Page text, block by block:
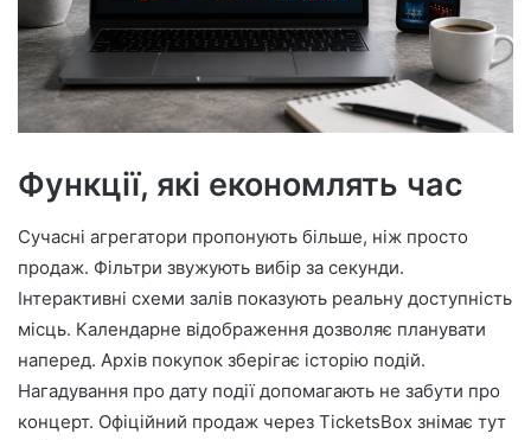
Функції, які економлять час
Сучасні агрегатори пропонують більше, ніж просто
продаж. Фільтри звужують вибір за секунди.
Інтерактивні схеми залів показують реальну доступність
місць. Календарне відображення дозволяє планувати
наперед. Архів покупок зберігає історію подій.
Нагадування про дату події допомагають не забути про
концерт. Офіційний продаж через TicketsBox знімає тут